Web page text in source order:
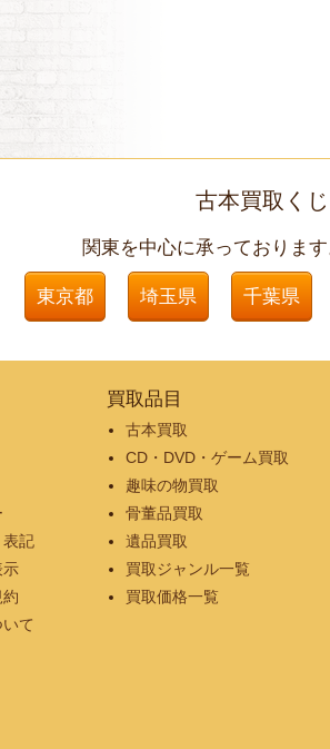
古本買取く
関東を中心に承っておりま
東京都 埼玉県 千葉県
記
示
て
買取品目
古本買取
CD・DVD・ゲーム買取
趣味の物買取
骨董品買取
遺品買取
買取ジャンル一覧
買取価格一覧